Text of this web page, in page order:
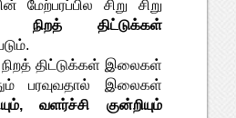
நிறத் திட்டுக்கள்
திட்டுக்கள் இலைகள்
வளர்ச்சி குன்றியும்